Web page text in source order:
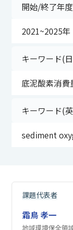
開始/終了年度
2021~2025年
キーワード(
底泥酸素消
キーワード(
sediment
課題代表者
霜鳥 孝一
地域環境保全領